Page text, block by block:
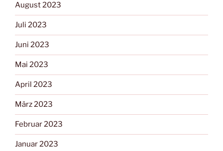
August 2023
Juli 2023
Juni 2023
Mai 2023
April 2023
März 2023
Februar 2023
Januar 2023